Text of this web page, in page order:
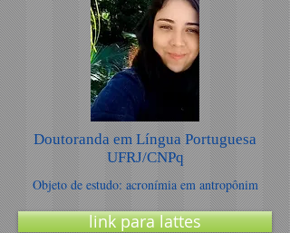
Doutoranda em Língua Portuguesa
UFRJ/CNPq
Objeto de estudo: acronímia em antropônim
link para lattes